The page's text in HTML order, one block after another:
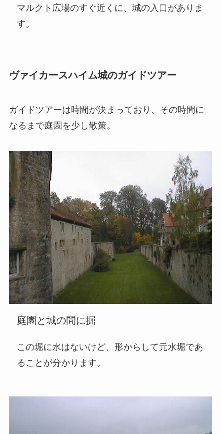
マルクト広場のすぐ近くに、城の入口がありま
す。
ヴァイカースハイム城のガイドツアー
ガイドツアーは時間が決まっており、その時間に
なるまで庭園を少し散策。
庭園と城の間に掘
この堀に水はないけど、形からして元水堀であ
ることが分かります。